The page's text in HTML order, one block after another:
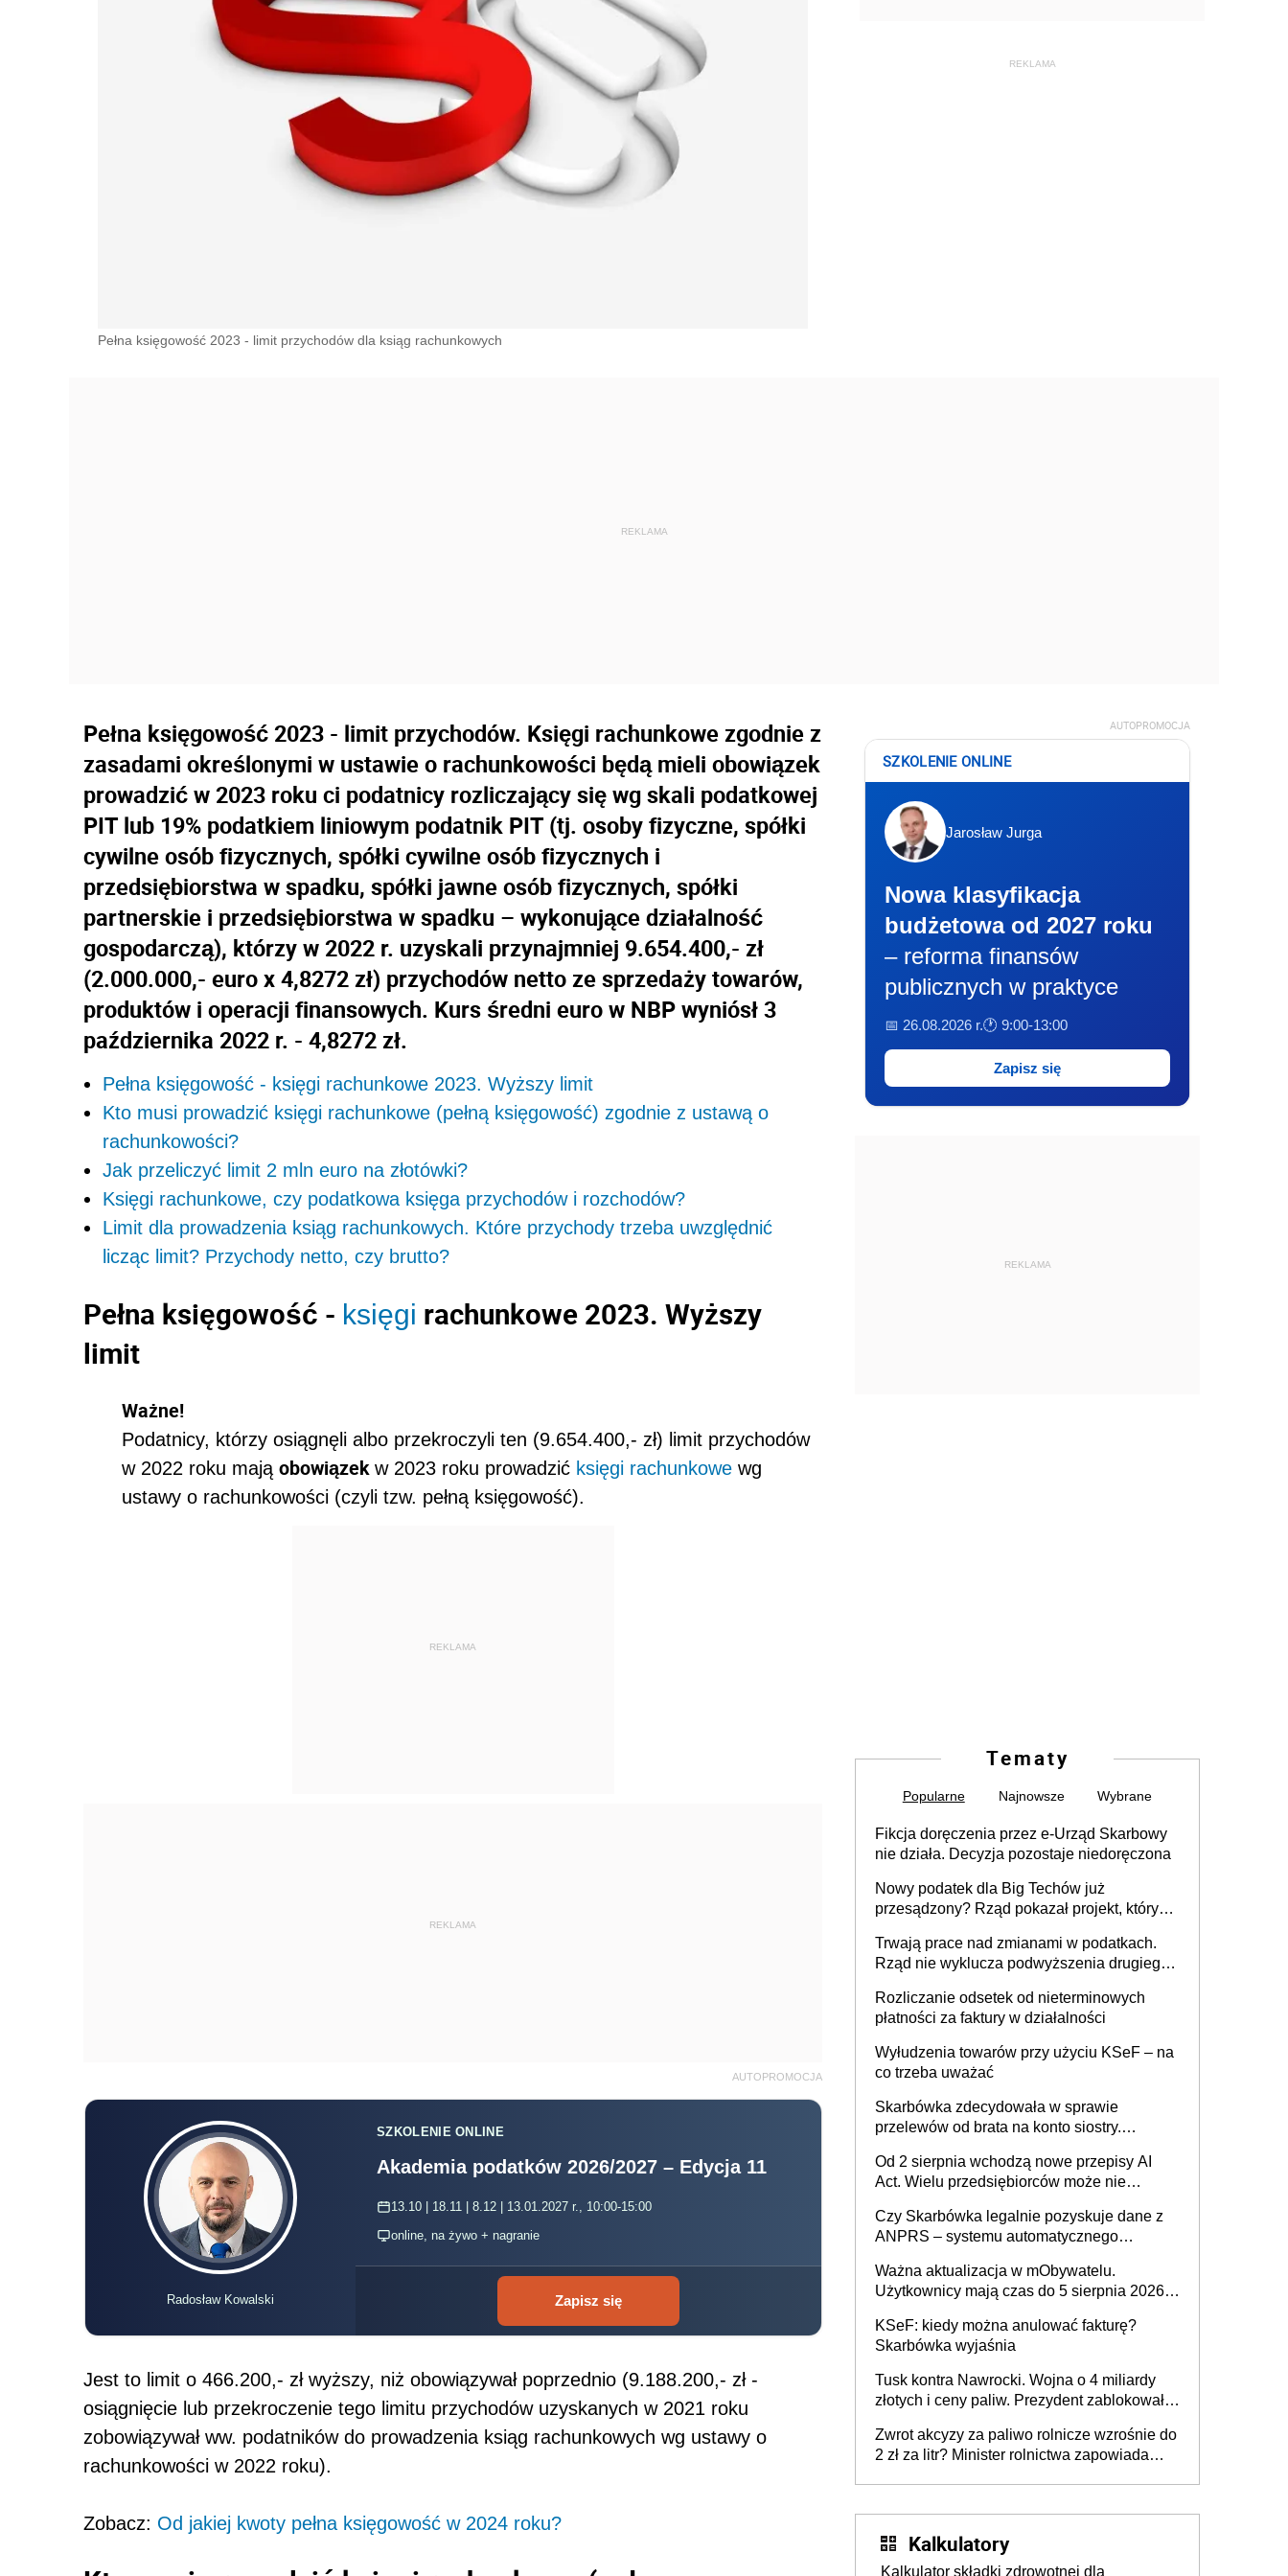
Pełna księgowość 2023 - limit przychodów dla ksiąg rachunkowych
Pełna księgowość 2023 - limit przychodów. Księgi rachunkowe zgodnie z
zasadami określonymi w ustawie o rachunkowości będą mieli obowiązek
prowadzić w 2023 roku ci podatnicy rozliczający się wg skali podatkowej
PIT lub 19% podatkiem liniowym podatnik PIT (tj. osoby fizyczne, spółki
cywilne osób fizycznych, spółki cywilne osób fizycznych i
przedsiębiorstwa w spadku, spółki jawne osób fizycznych, spółki
partnerskie i przedsiębiorstwa w spadku – wykonujące działalność
gospodarczą), którzy w 2022 r. uzyskali przynajmniej 9.654.400,- zł
(2.000.000,- euro x 4,8272 zł) przychodów netto ze sprzedaży towarów,
produktów i operacji finansowych. Kurs średni euro w NBP wyniósł 3
października 2022 r. - 4,8272 zł.
Pełna księgowość - księgi rachunkowe 2023. Wyższy limit
Kto musi prowadzić księgi rachunkowe (pełną księgowość) zgodnie z ustawą o
rachunkowości?
Jak przeliczyć limit 2 mln euro na złotówki?
Księgi rachunkowe, czy podatkowa księga przychodów i rozchodów?
Limit dla prowadzenia ksiąg rachunkowych. Które przychody trzeba uwzględnić
licząc limit? Przychody netto, czy brutto?
Pełna księgowość - księgi rachunkowe 2023. Wyższy
limit
Ważne!
Podatnicy, którzy osiągnęli albo przekroczyli ten (9.654.400,- zł) limit przychodów
w 2022 roku mają obowiązek w 2023 roku prowadzić księgi rachunkowe wg
ustawy o rachunkowości (czyli tzw. pełną księgowość).
REKLAMA
REKLAMA
AUTOPROMOCJA
Radosław Kowalski
SZKOLENIE ONLINE
Akademia podatków 2026/2027 – Edycja 11
13.10 | 18.11 | 8.12 | 13.01.2027 r., 10:00-15:00
online, na żywo + nagranie
Zapisz się
Jest to limit o 466.200,- zł wyższy, niż obowiązywał poprzednio (9.188.200,- zł -
osiągnięcie lub przekroczenie tego limitu przychodów uzyskanych w 2021 roku
zobowiązywał ww. podatników do prowadzenia ksiąg rachunkowych wg ustawy o
rachunkowości w 2022 roku).
Zobacz: Od jakiej kwoty pełna księgowość w 2024 roku?
AUTOPROMOCJA
SZKOLENIE ONLINE
Jarosław Jurga
Nowa klasyfikacja
budżetowa od 2027 roku
– reforma finansów
publicznych w praktyce
📅 26.08.2026 r.🕐 9:00-13:00
Zapisz się
REKLAMA
Tematy
Popularne Najnowsze Wybrane
Fikcja doręczenia przez e-Urząd Skarbowy
nie działa. Decyzja pozostaje niedoręczona
Nowy podatek dla Big Techów już
przesądzony? Rząd pokazał projekt, który
Trwają prace nad zmianami w podatkach.
Rząd nie wyklucza podwyższenia drugiego
Rozliczanie odsetek od nieterminowych
płatności za faktury w działalności
Wyłudzenia towarów przy użyciu KSeF – na
co trzeba uważać
Skarbówka zdecydowała w sprawie
przelewów od brata na konto siostry.
darowizna, ale podatku jednak nie będzie
Od 2 sierpnia wchodzą nowe przepisy AI
Act. Wielu przedsiębiorców może nie
Czy Skarbówka legalnie pozyskuje dane z
ANPRS – systemu automatycznego
pojazdów z kamer drogowych?
Ważna aktualizacja w mObywatelu.
Użytkownicy mają czas do 5 sierpnia 2026
KSeF: kiedy można anulować fakturę?
Skarbówka wyjaśnia
Tusk kontra Nawrocki. Wojna o 4 miliardy
złotych i ceny paliw. Prezydent zablokował
wymierzonym we wszystkich polskich
kierowców”
Zwrot akcyzy za paliwo rolnicze wzrośnie do
2 zł za litr? Minister rolnictwa zapowiada
Kalkulatory
Kalkulator składki zdrowotnej dla